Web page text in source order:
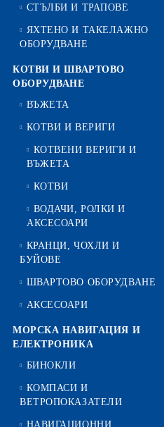
СТЪЛБИ И ТРАПОВЕ
ЯХТЕНО И ТАКЕЛАЖНО
ОБОРУДВАНЕ
КОТВИ И ШВАРТОВО
ОБОРУДВАНЕ
ВЪЖЕТА
КОТВИ И ВЕРИГИ
КОТВЕНИ ВЕРИГИ И
ВЪЖЕТА
КОТВИ
ВОДАЧИ, РОЛКИ И
АКСЕСОАРИ
КРАНЦИ, ЧОХЛИ И
БУЙОВЕ
ШВАРТОВО ОБОРУДВАНЕ
АКСЕСОАРИ
МОРСКА НАВИГАЦИЯ И
ЕЛЕКТРОНИКА
БИНОКЛИ
КОМПАСИ И
ВЕТРОПОКАЗАТЕЛИ
НАВИГАЦИОННИ